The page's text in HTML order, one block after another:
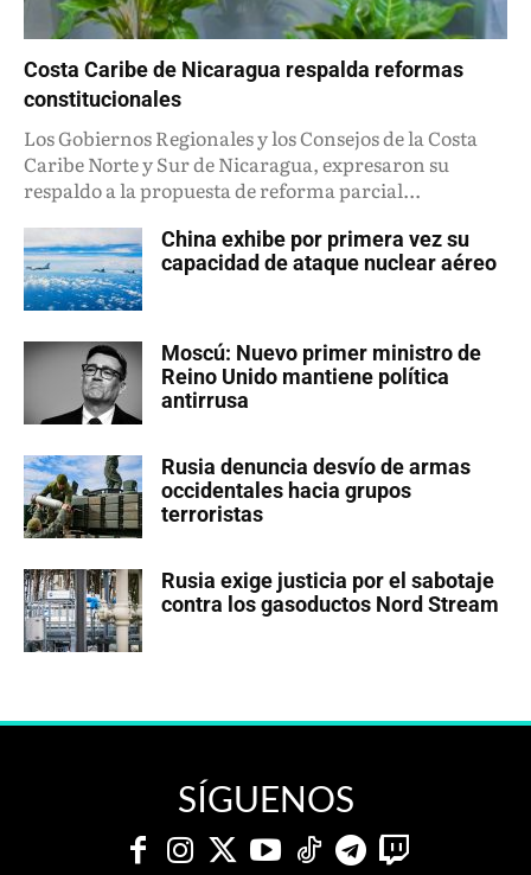
Costa Caribe de Nicaragua respalda reformas
constitucionales
Los Gobiernos Regionales y los Consejos de la Costa
Caribe Norte y Sur de Nicaragua, expresaron su
respaldo a la propuesta de reforma parcial...
China exhibe por primera vez su
capacidad de ataque nuclear aéreo
Moscú: Nuevo primer ministro de
Reino Unido mantiene política
antirrusa
Rusia denuncia desvío de armas
occidentales hacia grupos
terroristas
Rusia exige justicia por el sabotaje
contra los gasoductos Nord Stream
SÍGUENOS